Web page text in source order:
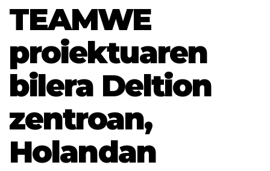
TEAMWE
proiektuaren
bilera Deltion
zentroan,
Holandan